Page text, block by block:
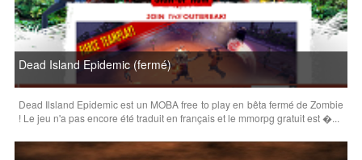
Dead Island Epidemic (fermé)
Dead Ilsland Epidemic est un MOBA free to play en bêta fermé de Zombie
! Le jeu n'a pas encore été traduit en français et le mmorpg gratuit est �...